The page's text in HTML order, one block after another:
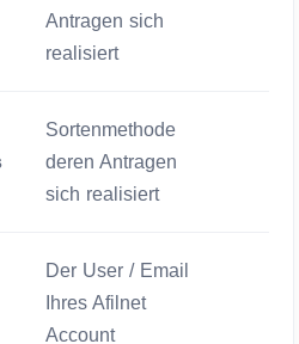
Antragen sich
realisiert
Sortenmethode
deren Antragen
sich realisiert
Der User / Email
Ihres Afilnet
Account